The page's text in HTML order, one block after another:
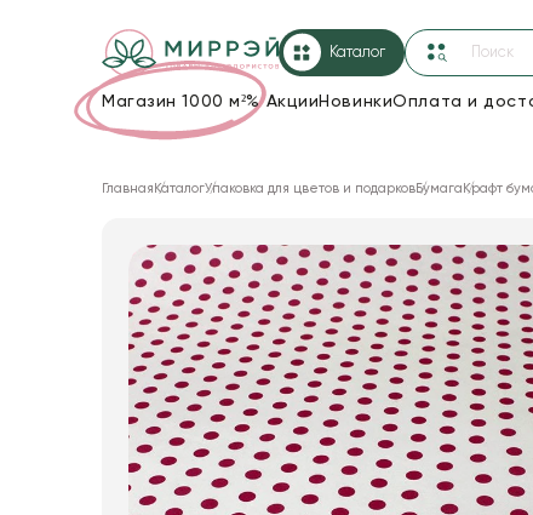
Каталог
Магазин 1000 м²%Акции НовинкиОплата и
Корзины и плетеные изделия
Коробки для цветов
Декор для дома
Лента
Товары для флористов
Пакеты для цветов и подарков
Главная КаталогУпаковка для цветов и подарковБумага Крафт